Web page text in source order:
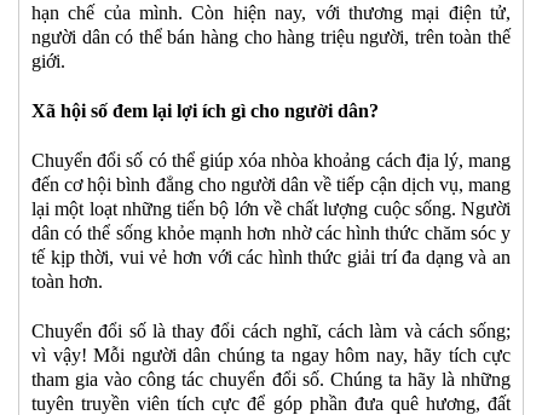
hạn chế của mình. Còn hiện nay, với thương mại điện tử,
người dân có thể bán hàng cho hàng triệu người, trên toàn thế
giới.
Xã hội số đem lại lợi ích gì cho người dân?
Chuyển đổi số có thể giúp xóa nhòa khoảng cách địa lý, mang
đến cơ hội bình đẳng cho người dân về tiếp cận dịch vụ, mang
lại một loạt những tiến bộ lớn về chất lượng cuộc sống. Người
dân có thể sống khỏe mạnh hơn nhờ các hình thức chăm sóc y
tế kịp thời, vui vẻ hơn với các hình thức giải trí đa dạng và an
toàn hơn.
Chuyển đổi số là thay đổi cách nghĩ, cách làm và cách sống;
vì vậy! Mỗi người dân chúng ta ngay hôm nay, hãy tích cực
tham gia vào công tác chuyển đổi số. Chúng ta hãy là những
tuyên truyền viên tích cực để góp phần đưa quê hương, đất